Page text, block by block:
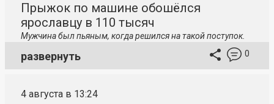
Прыжок по машине обошёлся
ярославцу в 110 тысяч
Мужчина был пьяным, когда решился на такой поступок.
развернуть 0
4 августа в 13:24